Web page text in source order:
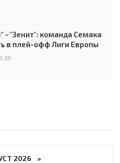
- "Зенит": команда Семака
в плей-офф Лиги Европы
2026 »